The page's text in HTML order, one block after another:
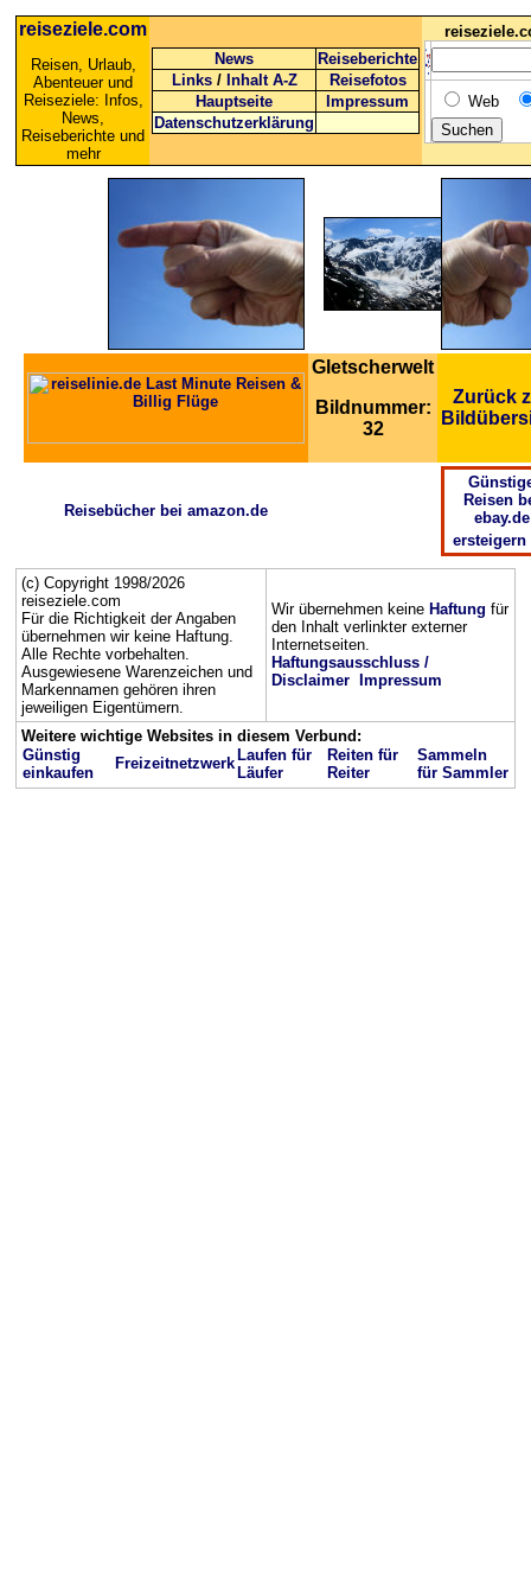
reiseziele.com
Reisen, Urlaub,
Abenteuer und
Reiseziele: Infos,
News,
Reiseberichte und
mehr
News
Reiseberichte
Links / Inhalt A-Z
Reisefotos
Hauptseite
Impressum
Datenschutzerklärung
Web
Gletscherwelt
Bildnummer:
32
Zurück
Reisebücher bei amazon.de
Reisen
ebay.de
ersteigern
(c) Copyright 1998/2026
reiseziele.com
Für die Richtigkeit der Angaben
übernehmen wir keine Haftung.
Alle Rechte vorbehalten.
Ausgewiesene Warenzeichen und
Markennamen gehören ihren
jeweiligen Eigentümern.
Wir übernehmen keine Haftung für
den Inhalt verlinkter externer
Internetseiten.
Haftungsausschluss /
Disclaimer
Impressum
Weitere wichtige Websites in diesem Verbund:
Günstig
einkaufen
Freizeitnetzwerk Laufen für
Läufer
Reiten für
Reiter
Sammeln
für Sammler